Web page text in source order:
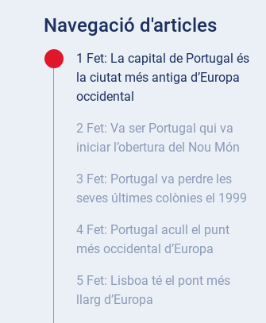
Navegació d'articles
1 Fet: La capital de Portugal és
la ciutat més antiga d’Europa
occidental
2 Fet: Va ser Portugal qui va
iniciar l’obertura del Nou Món
3 Fet: Portugal va perdre les
seves últimes colònies el 1999
4 Fet: Portugal acull el punt
més occidental d’Europa
5 Fet: Lisboa té el pont més
llarg d’Europa